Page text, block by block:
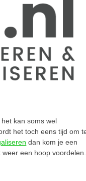
kan soms wel
het toch eens tijd om
dan kom je een
een hoop voordelen.